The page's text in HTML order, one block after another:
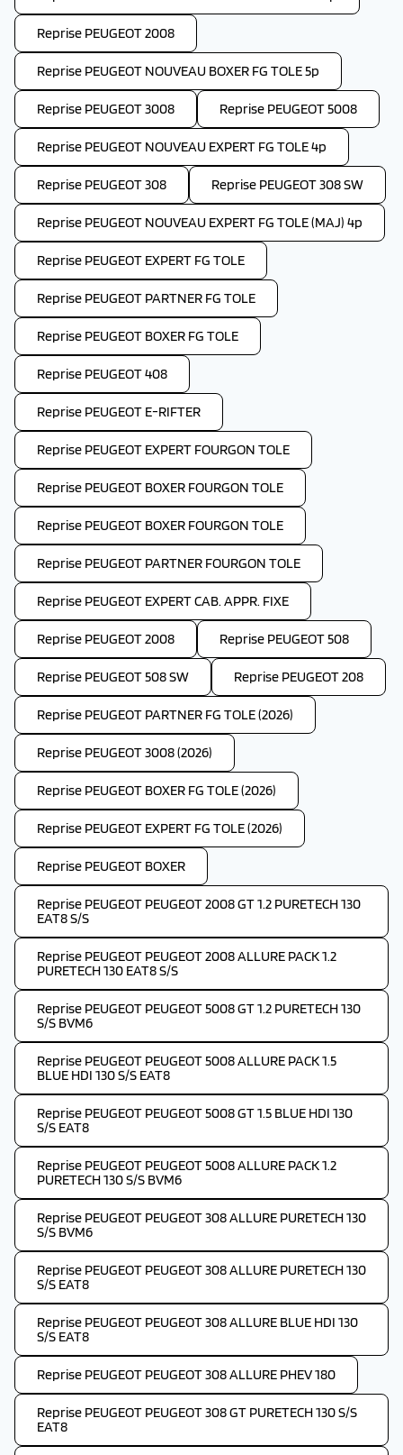
Reprise PEUGEOT 2008
Reprise PEUGEOT NOUVEAU BOXER FG TOLE 5p
Reprise PEUGEOT 3008 Reprise PEUGEOT 5008
Reprise PEUGEOT NOUVEAU EXPERT FG TOLE 4p
Reprise PEUGEOT 308 Reprise PEUGEOT 308 SW
Reprise PEUGEOT NOUVEAU EXPERT FG TOLE (MAJ) 4p
Reprise PEUGEOT EXPERT FG TOLE
Reprise PEUGEOT PARTNER FG TOLE
Reprise PEUGEOT BOXER FG TOLE
Reprise PEUGEOT 408
Reprise PEUGEOT E-RIFTER
Reprise PEUGEOT EXPERT FOURGON TOLE
Reprise PEUGEOT BOXER FOURGON TOLE
Reprise PEUGEOT BOXER FOURGON TOLE
Reprise PEUGEOT PARTNER FOURGON TOLE
Reprise PEUGEOT EXPERT CAB. APPR. FIXE
Reprise PEUGEOT 2008 Reprise PEUGEOT 508
Reprise PEUGEOT 508 SW Reprise PEUGEOT 208
Reprise PEUGEOT PARTNER FG TOLE (2026)
Reprise PEUGEOT 3008 (2026)
Reprise PEUGEOT BOXER FG TOLE (2026)
Reprise PEUGEOT EXPERT FG TOLE (2026)
Reprise PEUGEOT BOXER
Reprise PEUGEOT PEUGEOT 2008 GT 1.2 PURETECH 130
EAT8 S/S
Reprise PEUGEOT PEUGEOT 2008 ALLURE PACK 1.2
PURETECH 130 EAT8 S/S
Reprise PEUGEOT PEUGEOT 5008 GT 1.2 PURETECH 130
S/S BVM6
Reprise PEUGEOT PEUGEOT 5008 ALLURE PACK 1.5
BLUE HDI 130 S/S EAT8
Reprise PEUGEOT PEUGEOT 5008 GT 1.5 BLUE HDI 130
S/S EAT8
Reprise PEUGEOT PEUGEOT 5008 ALLURE PACK 1.2
PURETECH 130 S/S BVM6
Reprise PEUGEOT PEUGEOT 308 ALLURE PURETECH 130
S/S BVM6
Reprise PEUGEOT PEUGEOT 308 ALLURE PURETECH 130
S/S EAT8
Reprise PEUGEOT PEUGEOT 308 ALLURE BLUE HDI 130
S/S EAT8
Reprise PEUGEOT PEUGEOT 308 ALLURE PHEV 180
Reprise PEUGEOT PEUGEOT 308 GT PURETECH 130 S/S
EAT8